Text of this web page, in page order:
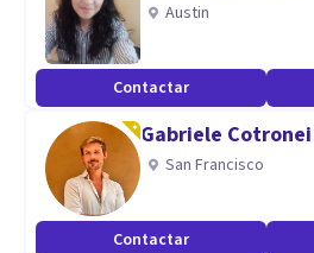
Austin
Contactar
Gabriele Cotronei
San Francisco
Contactar